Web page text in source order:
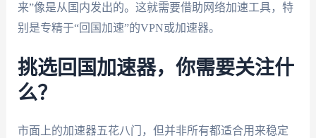
来”像是从国内发出的。这就需要借助网络加速工具，特
别是专精于“回国加速”的VPN或加速器。
挑选回国加速器，你需要关注什
么？
市面上的加速器五花八门，但并非所有都适合用来稳定